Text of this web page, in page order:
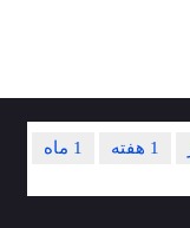
1 ماه 1 هفته